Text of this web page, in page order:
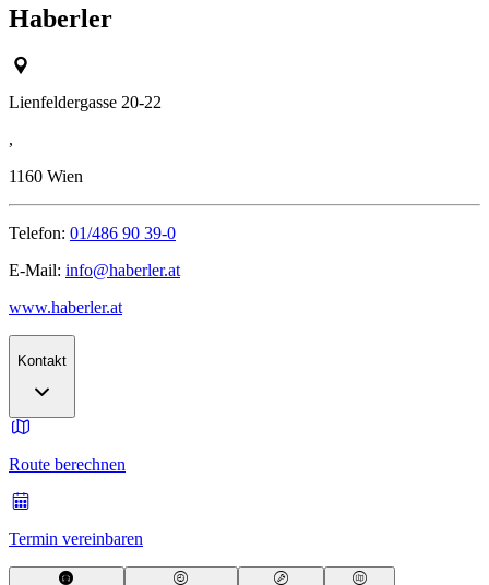
Haberler
Lienfeldergasse 20-22
,
1160 Wien
Telefon: 01/486 90 39-0
E-Mail: info@haberler.at
www.haberler.at
Kontakt
Route berechnen
Termin vereinbaren